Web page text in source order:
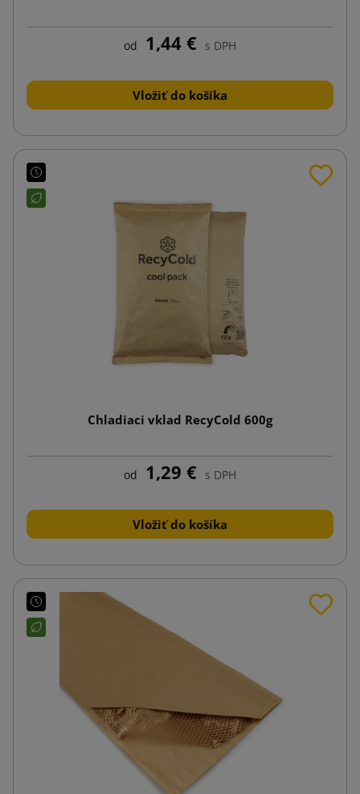
od 1,44 € s DPH
Vložiť do košíka
Chladiaci vklad RecyCold 600g
od 1,29 € s DPH
Vložiť do košíka